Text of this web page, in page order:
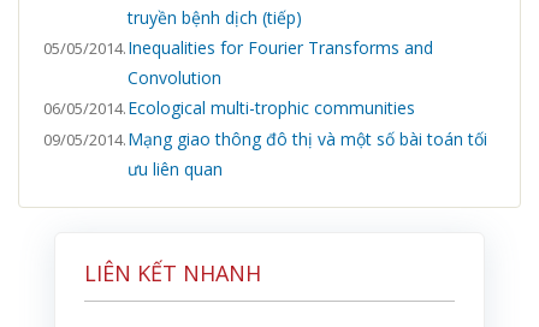
LIÊN KẾT NHANH
truyền bệnh dịch (tiếp)
05/05/2014.Inequalities for Fourier Transforms and
Convolution
06/05/2014.Ecological multi-trophic communities
09/05/2014.Mạng giao thông đô thị và một số bài toán tối
ưu liên quan